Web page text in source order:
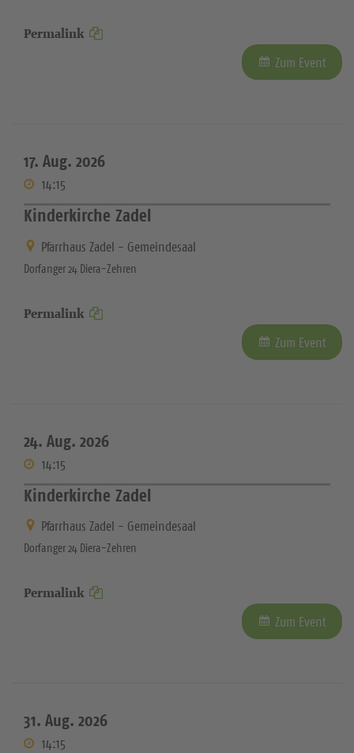
Permalink
Zum Event
17. Aug. 2026
14:15
Kinderkirche Zadel
Pfarrhaus Zadel - Gemeindesaal
Dorfanger 24 Diera-Zehren
Permalink
Zum Event
24. Aug. 2026
14:15
Kinderkirche Zadel
Pfarrhaus Zadel - Gemeindesaal
Dorfanger 24 Diera-Zehren
Permalink
Zum Event
31. Aug. 2026
14:15